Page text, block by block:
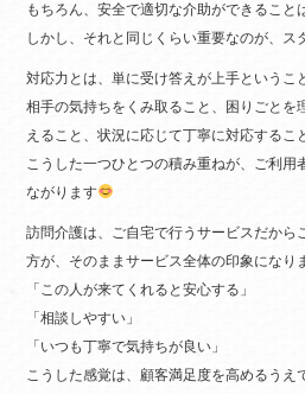
もちろん、安全で適切な介助ができること
しかし、それと同じくらい重要なのが、ス
対応力とは、単に受け答えが上手というこ
相手の気持ちをくみ取ること、困りごとを
えること、状況に応じて丁寧に対応するこ
こうした一つひとつの積み重ねが、ご利用
ながります
訪問介護は、ご自宅で行うサービスだから
方が、そのままサービス全体の印象になり
「この人が来てくれると安心する」
「相談しやすい」
「いつも丁寧で気持ちが良い」
こうした感覚は、顧客満足度を高めるうえ